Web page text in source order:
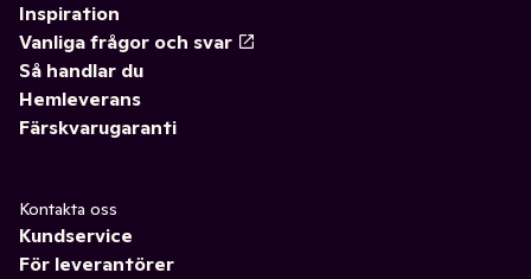
Inspiration
Vanliga frågor och svar
Så handlar du
Hemleverans
Färskvarugaranti
Kontakta oss
Kundservice
För leverantörer